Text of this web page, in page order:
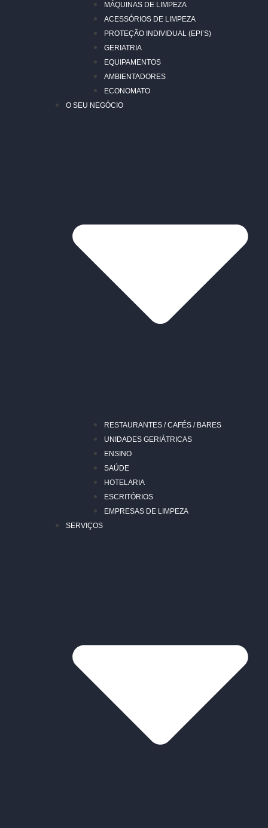
MÁQUINAS DE LIMPEZA
ACESSÓRIOS DE LIMPEZA
PROTEÇÃO INDIVIDUAL (EPI’S)
GERIATRIA
EQUIPAMENTOS
AMBIENTADORES
ECONOMATO
O SEU NEGÓCIO
RESTAURANTES / CAFÉS / BARES
UNIDADES GERIÁTRICAS
ENSINO
SAÚDE
HOTELARIA
ESCRITÓRIOS
EMPRESAS DE LIMPEZA
SERVIÇOS